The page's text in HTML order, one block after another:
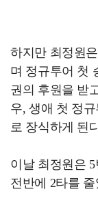
하지만 최정원
며 정규투어 첫
권의 후원을 받
우, 생애 첫 정
로 장식하게 된
이날 최정원은
전반에 2타를 줄